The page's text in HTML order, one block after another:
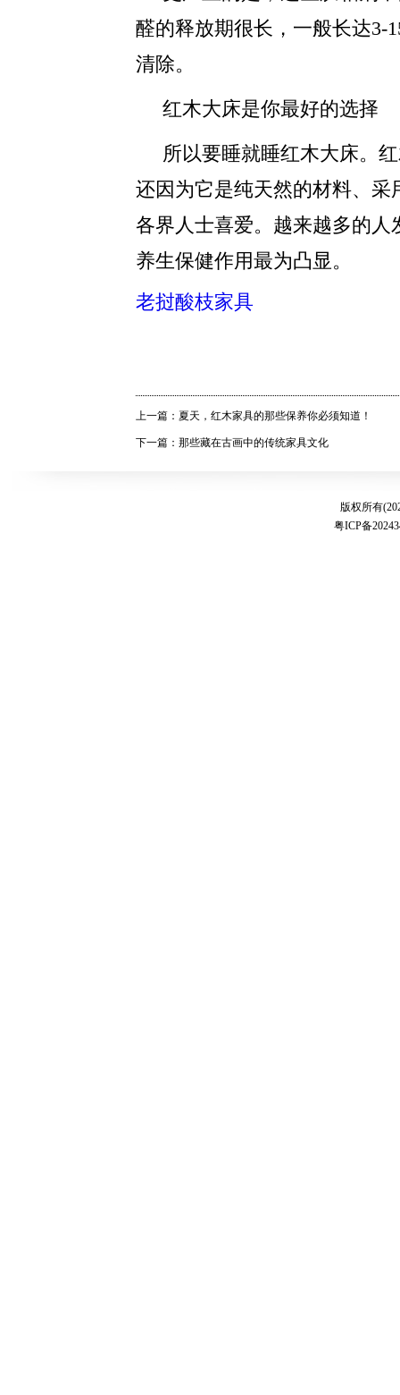
醛的释放期很长，一般长达3-
清除。
红木大床是你最好的选择
所以要睡就睡红木大床。
还因为它是纯天然的材料、
各界人士喜爱。越来越多的
养生保健作用最为凸显。
老挝酸枝家具
上一篇：夏天，红木家具的那些保养你必须知道！
下一篇：那些藏在古画中的传统家具文化
版权所有
粤ICP备